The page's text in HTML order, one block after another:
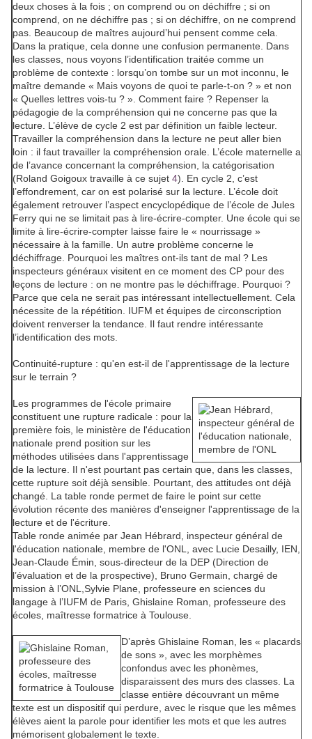
deux choses à la fois ; on comprend ou on déchiffre ; si on
comprend, on ne déchiffre pas ; si on déchiffre, on ne comprend
pas. Beaucoup de maîtres aujourd’hui pensent comme cela.
Dans la pratique, cela donne une confusion permanente. Dans
les classes, nous voyons l’identification traitée comme un
problème de contexte : lorsqu’on tombe sur un mot inconnu, le
maître demande « Mais voyons de quoi te parle-t-on ? » et non
« Quelles lettres vois-tu ? ». Comment faire ? Repenser la
pédagogie de la compréhension qui ne concerne pas que la
lecture. L’élève de cycle 2 est par définition un faible lecteur.
Travailler la compréhension dans la lecture ne peut aller bien
loin : il faut travailler la compréhension orale. L’école maternelle a
de l’avance concernant la compréhension, la catégorisation
(Roland Goigoux travaille à ce sujet 4). En cycle 2, c’est
l’effondrement, car on est polarisé sur la lecture. L’école doit
également retrouver l’aspect encyclopédique de l’école de Jules
Ferry qui ne se limitait pas à lire-écrire-compter. Une école qui se
limite à lire-écrire-compter laisse faire le « nourrissage »
nécessaire à la famille. Un autre problème concerne le
déchiffrage. Pourquoi les maîtres ont-ils tant de mal ? Les
inspecteurs généraux visitent en ce moment des CP pour des
leçons de lecture : on ne montre pas le déchiffrage. Pourquoi ?
Parce que cela ne serait pas intéressant intellectuellement. Cela
nécessite de la répétition. IUFM et équipes de circonscription
doivent renverser la tendance. Il faut rendre intéressante
l’identification des mots.
Continuité-rupture : qu'en est-il de l'apprentissage de la lecture
sur le terrain ?
Les programmes de l'école primaire
constituent une rupture radicale : pour la
première fois, le ministère de l'éducation
nationale prend position sur les
méthodes utilisées dans l'apprentissage
de la lecture. Il n'est pourtant pas certain que, dans les classes,
cette rupture soit déjà sensible. Pourtant, des attitudes ont déjà
changé. La table ronde permet de faire le point sur cette
évolution récente des manières d'enseigner l'apprentissage de la
lecture et de l'écriture.
Table ronde animée par Jean Hébrard , inspecteur général de
l'éducation nationale, membre de l'ONL, avec Lucie Desailly, IEN,
Jean-Claude Émin , sous-directeur de la DEP (Direction de
l’évaluation et de la prospective), Bruno Germain , chargé de
mission à l’ONL, Sylvie Plane , professeure en sciences du
langage à l’IUFM de Paris, Ghislaine Roman , professeure des
écoles, maîtresse formatrice à Toulouse.
D’après Ghislaine Roman, les « placards
de sons », avec les morphèmes
confondus avec les phonèmes,
disparaissent des murs des classes. La
classe entière découvrant un même
texte est un dispositif qui perdure, avec le risque que les mêmes
élèves aient la parole pour identifier les mots et que les autres
mémorisent globalement le texte.